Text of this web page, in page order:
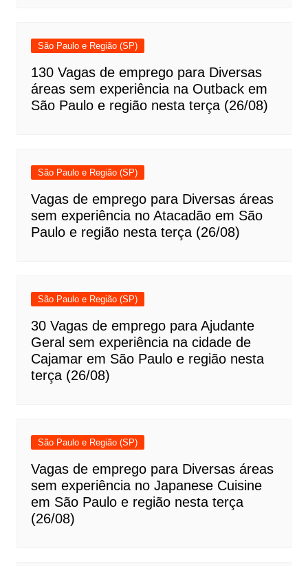
São Paulo e Região (SP)
130 Vagas de emprego para Diversas
áreas sem experiência na Outback em
São Paulo e região nesta terça (26/08)
São Paulo e Região (SP)
Vagas de emprego para Diversas áreas
sem experiência no Atacadão em São
Paulo e região nesta terça (26/08)
São Paulo e Região (SP)
30 Vagas de emprego para Ajudante
Geral sem experiência na cidade de
Cajamar em São Paulo e região nesta
terça (26/08)
São Paulo e Região (SP)
Vagas de emprego para Diversas áreas
sem experiência no Japanese Cuisine
em São Paulo e região nesta terça
(26/08)